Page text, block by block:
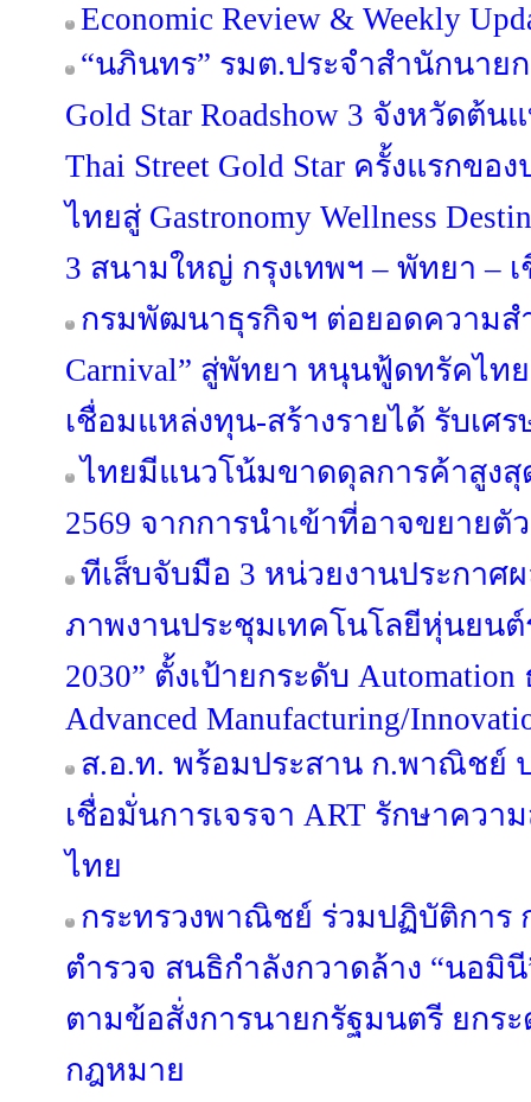
Economic Review & Weekly
“นภินทร” รมต.ประจำสำนักนาย
Gold Star Roadshow 3 จังหวัดต้
Thai Street Gold Star ครั้งแรกข
ไทยสู่ Gastronomy Wellness
3 สนามใหญ่ กรุงเทพฯ – พัทยา –
กรมพัฒนาธุรกิจฯ ต่อยอดความสำ
Carnival” สู่พัทยา หนุนฟู้ดทรัคไท
เชื่อมแหล่งทุน-สร้างรายได้ รับเศร
ไทยมีแนวโน้มขาดดุลการค้าสูง
2569 จากการนำเข้าที่อาจขยายตั
ทีเส็บจับมือ 3 หน่วยงานประกาศ
ภาพงานประชุมเทคโนโลยีหุ่นยนต์
2030” ตั้งเป้ายกระดับ
Advanced Manufacturing/
ส.อ.ท. พร้อมประสาน ก.พาณิชย์
เชื่อมั่นการเจรจา ART รักษาคว
ไทย
กระทรวงพาณิชย์ ร่วมปฏิบัติการ
ตำรวจ สนธิกำลังกวาดล้าง “นอมิ
ตามข้อสั่งการนายกรัฐมนตรี ยกร
กฎหมาย